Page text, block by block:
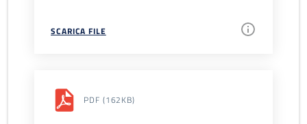
SCARICA FILE
PDF (162KB)